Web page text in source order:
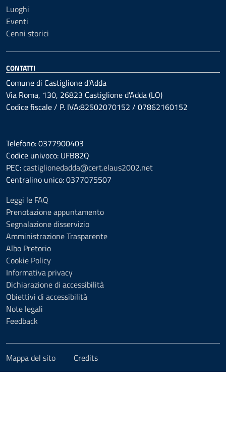
Luoghi
Eventi
Cenni storici
CONTATTI
Comune di Castiglione d'Adda
Via Roma, 130, 26823 Castiglione d'Adda (LO)
Codice fiscale / P. IVA:82502070152 / 07862160152
Telefono: 0377900403
Codice univoco: UFB82Q
PEC:castiglionedadda@cert.elaus2002.net
Centralino unico: 0377075507
Leggi le FAQ
Prenotazione appuntamento
Segnalazione disservizio
Amministrazione Trasparente
Albo Pretorio
Cookie Policy
Informativa privacy
Dichiarazione di accessibilità
Obiettivi di accessibilità
Note legali
Feedback
Mappa del sito Credits